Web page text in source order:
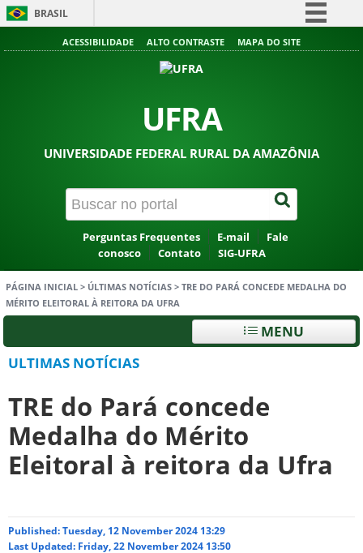
BRASIL
Simplifique!
Acesso à informação
ACESSIBILIDADE ALTO CONTRASTE MAPA DO SITE
UFRA
UNIVERSIDADE FEDERAL RURAL DA AMAZÔNIA
Perguntas Frequentes E-mail
Fale
conosco
Contato SIG-UFRA
PÁGINA INICIAL > ÚLTIMAS NOTÍCIAS > TRE DO PARÁ CONCEDE MEDALHA DO
MÉRITO ELEITORAL À REITORA DA UFRA
MENU
ULTIMAS NOTÍCIAS
TRE do Pará concede
Medalha do Mérito
Eleitoral à reitora da Ufra
Published: Tuesday, 12 November 2024 13:29
Last Updated: Friday, 22 November 2024 13:50